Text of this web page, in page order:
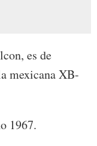
es de
mexicana XB-
1967.